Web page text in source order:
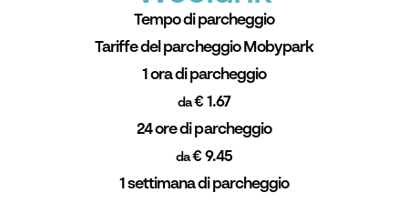
Tempo di parcheggio
Tariffe del parcheggio Mobypark
1 ora di parcheggio
da€ 1.67
24 ore di parcheggio
da€ 9.45
1 settimana di parcheggio